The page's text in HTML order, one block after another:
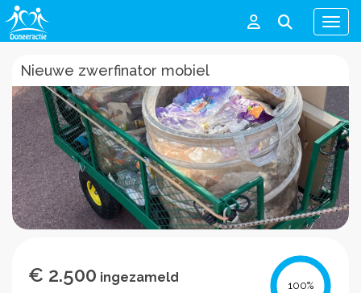
Menu
Nieuwe zwerfinator mobiel
€ 2.500 ingezameld
100%